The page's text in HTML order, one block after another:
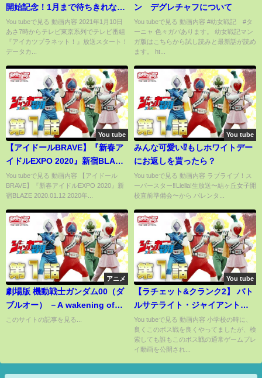
開始記念！1月まで待ちきれな
い！直前スペシャル WEBオリジ
ナルver. 最強アイドルは誰だ?デ
ータカードダストーナメント！
You tubeで見る 動画内容 2021年1月10日
あさ7時からテレビ東京系列でテレビ番組
『アイカツプラネット！』放送スタート！
データカ...
ン デグレチャフについて
You tubeで見る 動画内容 #幼女戦記 #タ
ーニャ 色々ガバあります。 幼女戦記マン
ガ版はこちらから試し読みと最新話が読め
ます。 ht...
You tube
【アイドールBRAVE】『新春ア
イドルEXPO 2020』新宿BLAZE
2020.01.12
You tubeで見る 動画内容 【アイドール
BRAVE】『新春アイドルEXPO 2020』新
宿BLAZE 2020.01.12 2020年...
You tube
みんな可愛い⁉︎もしホワイトデー
にお返しを貰ったら？
You tubeで見る 動画内容 ラブライブ！ス
ーパースター‼︎Liella!生放送〜結ヶ丘女子開
校直前準備会〜から バレンタ...
アニメ
劇場版 機動戦士ガンダム00（ダ
ブルオー） －A wakening of
the Trailblazer－
このサイトの記事を見る...
You tube
【ラチェット&クランク2】 バト
ルサテライト・ジャイアントク
ランク VS サッグリーダー
You tubeで見る 動画内容 小学校の時に、
良くこのボス戦を良くやってましたが、検
索しても誰もこのボス戦の通常ゲームプレ
イ動画を公開され...